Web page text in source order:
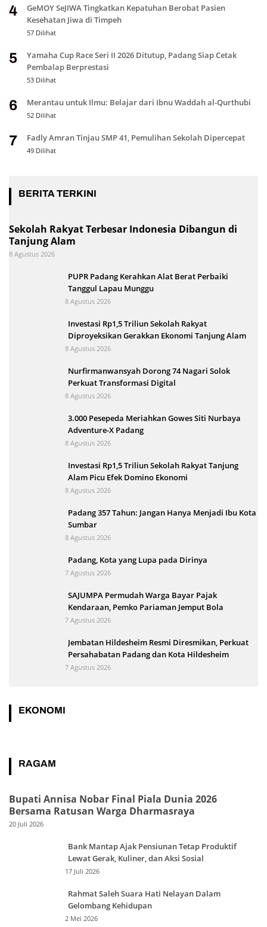
4
GeMOY SeJIWA Tingkatkan Kepatuhan Berobat Pasien
Kesehatan Jiwa di Timpeh
57 Dilihat
5
Yamaha Cup Race Seri II 2026 Ditutup, Padang Siap Cetak
Pembalap Berprestasi
53 Dilihat
6 Merantau untuk Ilmu: Belajar dari Ibnu Waddah al-Qurthubi
52 Dilihat
7 Fadly Amran Tinjau SMP 41, Pemulihan Sekolah Dipercepat
49 Dilihat
BERITA TERKINI
Sekolah Rakyat Terbesar Indonesia Dibangun di
Tanjung Alam
8 Agustus 2026
PUPR Padang Kerahkan Alat Berat Perbaiki
Tanggul Lapau Munggu
8 Agustus 2026
Investasi Rp1,5 Triliun Sekolah Rakyat
Diproyeksikan Gerakkan Ekonomi Tanjung Alam
8 Agustus 2026
Nurfirmanwansyah Dorong 74 Nagari Solok
Perkuat Transformasi Digital
8 Agustus 2026
3.000 Pesepeda Meriahkan Gowes Siti Nurbaya
Adventure-X Padang
8 Agustus 2026
Investasi Rp1,5 Triliun Sekolah Rakyat Tanjung
Alam Picu Efek Domino Ekonomi
8 Agustus 2026
Padang 357 Tahun: Jangan Hanya Menjadi Ibu Kota
Sumbar
8 Agustus 2026
Padang, Kota yang Lupa pada Dirinya
7 Agustus 2026
SAJUMPA Permudah Warga Bayar Pajak
Kendaraan, Pemko Pariaman Jemput Bola
7 Agustus 2026
Jembatan Hildesheim Resmi Diresmikan, Perkuat
Persahabatan Padang dan Kota Hildesheim
7 Agustus 2026
EKONOMI
RAGAM
Bupati Annisa Nobar Final Piala Dunia 2026
Bersama Ratusan Warga Dharmasraya
20 Juli 2026
Bank Mantap Ajak Pensiunan Tetap Produktif
Lewat Gerak, Kuliner, dan Aksi Sosial
17 Juli 2026
Rahmat Saleh Suara Hati Nelayan Dalam
Gelombang Kehidupan
2 Mei 2026